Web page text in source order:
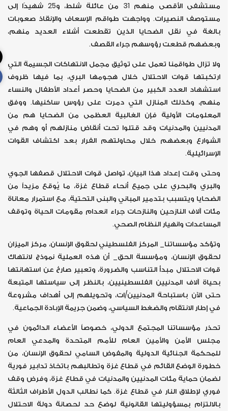
مستشفى الأقصى منهم 31 من عائلة شلط، و25 شهيدًا إلى
مستوصف النصيرات. وواجهت طواقم الإسعاف والإنقاذ صعوبات
بالغة في نقل الضحايا الذين تقطعت أشلاء العديد منهم،
وبعضهم قطعت رؤوسهم جراء القصف.
ولا تزال طواقمنا تعمل على توثيق مجمل الانتهاكات الجسيمة التي
ارتكبتها قوات الاحتلال خلال هجومها البري، بما فيها ظروف
استشهاد العدد الكبير من الضحايا وحصر أعداد الأطفال والنساء
منهم، وكذلك المنازل التي دمرت على رؤوس ساكنيها. ووفق
المعلومات الأولية فإن الغالبية العظمى من الضحايا هم من
المدنيين والمدنيات وقد قتلوا تحت أنقاض منازلهم أو وهم في
الشوارع وبعضهم خلال محاولتهم الفرار بعد اكتشاف القوات
الإسرائيلية.
وحتى وقت إعداد هذا البيان، تواصل قوات الاحتلال قصفها الجوي
والبري والبحري على جميع أنحاء قطاع غزة، ما يُوقع مزيداً من
الضحايا ويتسبب بتدمير المباني والبنى التحتية، مع استمرار معاناة
مئات آلاف النازحين والنازحات جراء انعدام مقومات الحياة وتوقف
المساعدات وانهيار النظام الصحي.
وتؤكد مؤسساتنا_ المركز الفلسطيني لحقوق الإنسان، مركز الميزان
لحقوق الإنسان، ومؤسسة الحق_ أن هذه العملية نموذج لانتهاك
قوات الاحتلال مبدأ التناسب والضرورة، وتعبير صارخ عن استهانتها
بحياة آلاف المدنيين الفلسطينيين، بالنظر إلى سياستها المتبعة
حتى الآن باستباحة المدنيين/ات، وتحويلهم إلى أهداف مشروعة
في إطار الانتقام والضغط السياسي، وضمن جريمة الإبادة الجماعية.
تحذر مؤسساتنا المجتمع الدولي، خصوصاً الأعضاء الدائمون في
مجلس الأمن والأمين العام للأمم المتحدة والمدعي العام
للمحكمة الجنائية الدولية والمفوض السامي لحقوق الإنسان، من
خطورة الوضع القائم في قطاع غزة وتطالبهم باتخاذ تدابير فورية
لضمان حماية مئات المدنيين والمدنيات في قطاع غزة، وفرض وقف
فوري لإطلاق النار في قطاع غزة. كما نطالب الدول الأطراف الثالثة
بالالتزام بمسؤوليتها القانونية لوضع حد لحصانة دولة الاحتلال